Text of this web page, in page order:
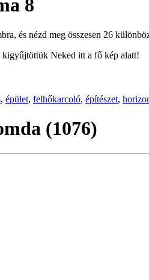
8
és nézd meg összesen 26
Neked itt a fő kép alatt!
, épület, felhőkarcoló, építészet,
(1076)